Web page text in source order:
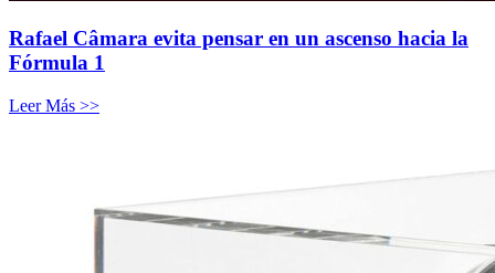
Rafael Câmara evita pensar en un ascenso hacia la
Fórmula 1
Leer Más >>